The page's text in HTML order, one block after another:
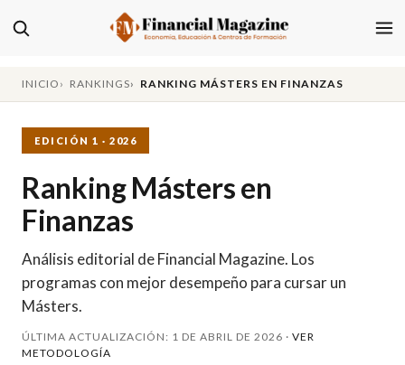
INICIO RANKINGS RANKING MÁSTERS EN FINANZAS
EDICIÓN 1 · 2026
Ranking Másters en
Finanzas
Análisis editorial de Financial Magazine. Los
programas con mejor desempeño para cursar un
Másters.
ÚLTIMA ACTUALIZACIÓN: 1 DE ABRIL DE 2026 · VER
METODOLOGÍA